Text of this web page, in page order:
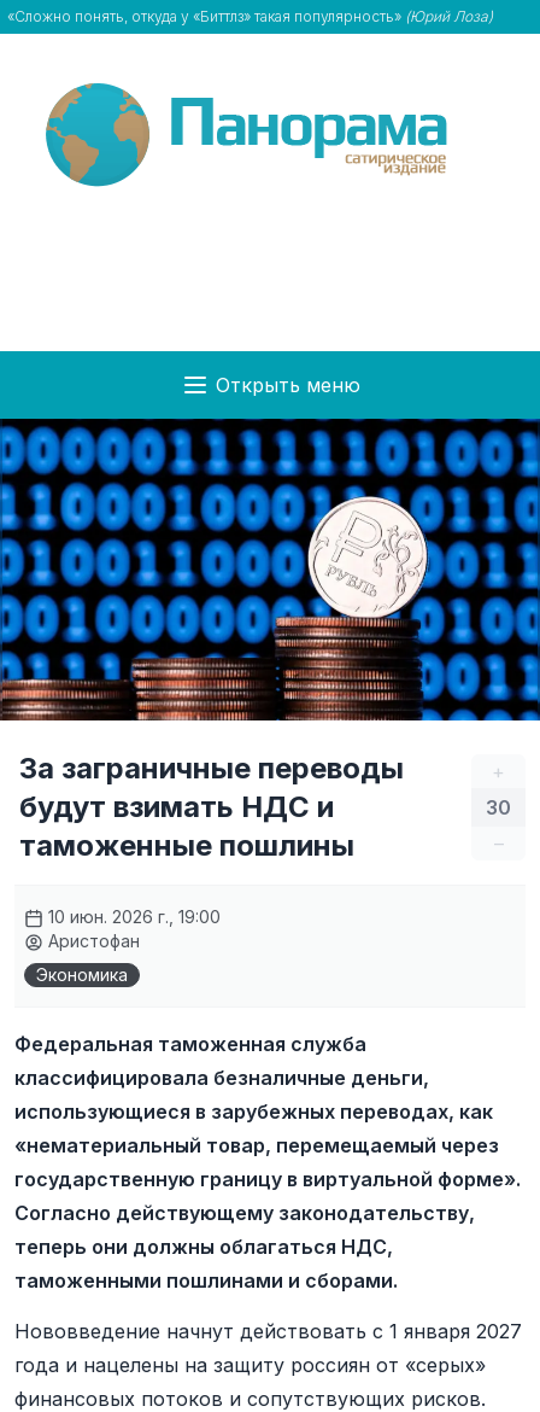
«Сложно понять, откуда у «Биттлз» такая популярность» (Юрий Лоза)
Открыть меню
+
30
–
За заграничные переводы
будут взимать НДС и
таможенные пошлины
10 июн. 2026 г., 19:00
Аристофан
Экономика
Федеральная таможенная служба
классифицировала безналичные деньги,
использующиеся в зарубежных переводах, как
«нематериальный товар, перемещаемый через
государственную границу в виртуальной форме».
Согласно действующему законодательству,
теперь они должны облагаться НДС,
таможенными пошлинами и сборами.
Нововведение начнут действовать с 1 января 2027
года и нацелены на защиту россиян от «серых»
финансовых потоков и сопутствующих рисков.